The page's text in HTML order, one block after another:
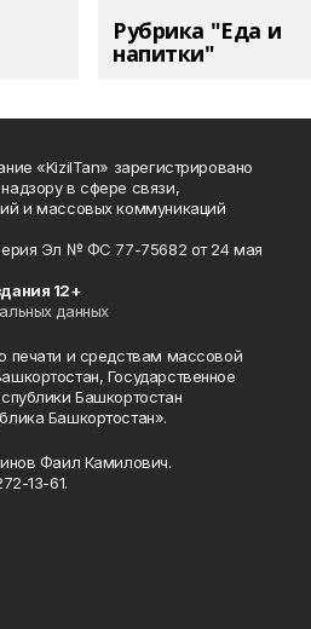
Рубрика "Еда и
напитки"
«KizilTan» зарегистрировано
в сфере связи,
и массовых коммуникаций
Эл № ФС 77-75682 от 24 мая
12+
данных
печати и средствам массовой
Государственное
Башкортостан
Башкортостан».
Фаил Камилович.
13-61.